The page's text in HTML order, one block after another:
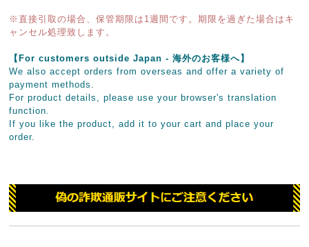
※直接引取の場合、保管期限は1週間です。期限を過ぎた場合はキ
ャンセル処理致します。
【For customers outside Japan - 海外のお客様へ】
We also accept orders from overseas and offer a variety of
payment methods.
For product details, please use your browser's translation
function.
If you like the product, add it to your cart and place your
order.